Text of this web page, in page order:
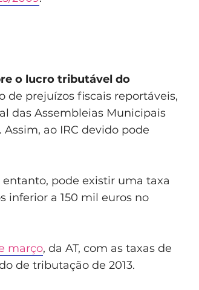
o lucro tributável do
de prejuízos fiscais reportáveis,
das Assembleias Municipais
ao IRC devido pode
entanto, pode existir uma taxa
inferior a 150 mil euros no
março, da AT, com as taxas de
de tributação de 2013.